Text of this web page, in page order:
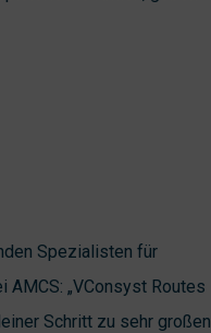
Spezialisten für
„VConsyst Routes
Schritt zu sehr großen